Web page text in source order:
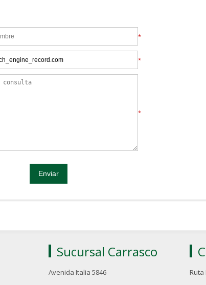
*
*
*
Sucursal Carrasco
Avenida Italia 5846
Ruta